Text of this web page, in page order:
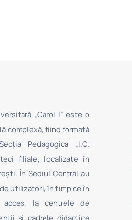
„Carol I” este o
complexă, fiind formată
Pedagogică „I.C.
filiale, localizate în
În Sediul Central au
utilizatori, în timp ce în
la centrele de
şi cadrele didactice